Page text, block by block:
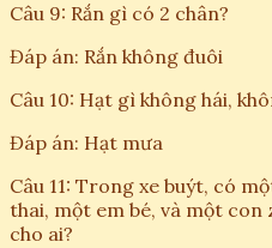
Câu 9: Rắn gì có 2 chân?
Đáp án: Rắn không đuôi
Câu 10: Hạt gì không hái,
Đáp án: Hạt mưa
Câu 11: Trong xe buýt, có
thai, một em bé, và một con
cho ai?